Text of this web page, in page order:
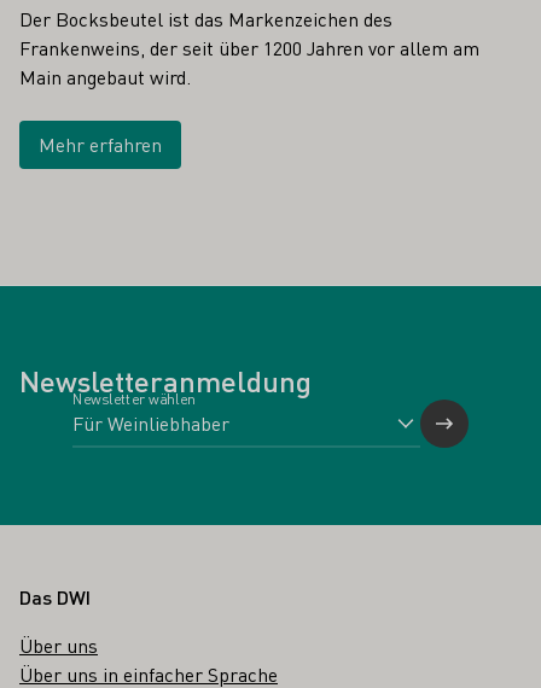
Der Bocksbeutel ist das Markenzeichen des
Frankenweins, der seit über 1200 Jahren vor allem am
Main angebaut wird.
Mehr erfahren
Newsletteranmeldung
Newsletter wählen
Fußbereich
Das DWI
Über uns
Über uns in einfacher Sprache